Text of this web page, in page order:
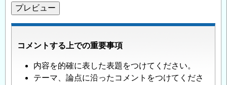
コメントする上での重要事項
内容を的確に表した表題をつけてください。
テーマ、論点に沿ったコメントをつけてくださ